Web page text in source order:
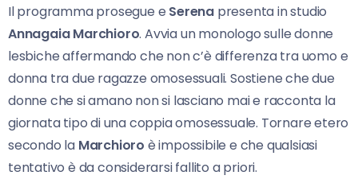
Il programma prosegue e Serena presenta in studio
AnnagaiaMarchioro. Avvia un monologo sulle donne
lesbiche affermando che non c’è differenza tra uomo e
donna tra due ragazze omosessuali. Sostiene che due
donne che si amano non si lasciano mai e racconta la
giornata tipo di una coppia omosessuale. Tornare etero
secondo la Marchioro è impossibile e che qualsiasi
tentativo è da considerarsi fallito a priori.